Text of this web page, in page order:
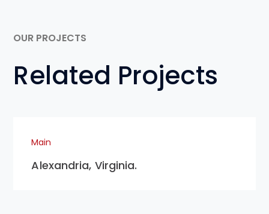
OUR PROJECTS
Related Projects
Main
Alexandria, Virginia.